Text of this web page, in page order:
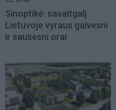
Sinoptikė: savaitgalį
Lietuvoje vyraus gaivesni
ir sausesni orai